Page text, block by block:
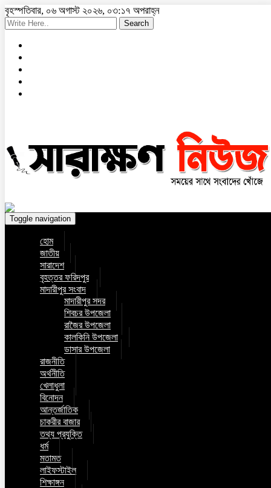
বৃহস্পতিবার, ০৬ অগাস্ট ২০২৬, ০৩:১৭ অপরাহ্ন
Search
Toggle navigation
হোম
জাতীয়
সারাদেশ
বৃহত্তর ফরিদপুর
মাদারীপুর সংবাদ
মাদারীপুর সদর
শিবচর উপজেলা
রাজৈর উপজেলা
কালকিনি উপজেলা
ডাসার উপজেলা
রাজনীতি
অর্থনীতি
খেলাধুলা
বিনোদন
আন্তর্জাতিক
চাকরীর বাজার
তথ্য প্রযুক্তি
ধর্ম
মতামত
লাইফস্টাইল
শিক্ষাঙ্গন